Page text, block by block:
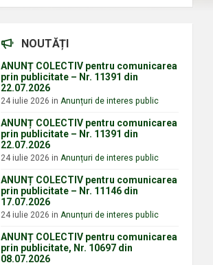
NOUTĂȚI
ANUNȚ COLECTIV pentru comunicarea
prin publicitate – Nr. 11391 din
22.07.2026
24 iulie 2026inAnunțuri de interes public
ANUNȚ COLECTIV pentru comunicarea
prin publicitate – Nr. 11391 din
22.07.2026
24 iulie 2026inAnunțuri de interes public
ANUNȚ COLECTIV pentru comunicarea
prin publicitate – Nr. 11146 din
17.07.2026
24 iulie 2026inAnunțuri de interes public
ANUNȚ COLECTIV pentru comunicarea
prin publicitate, Nr. 10697 din
08.07.2026